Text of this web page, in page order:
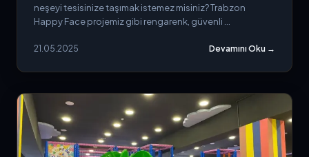
neşeyi tesisinize taşımak istemez misiniz? Trabzon
Happy Face projemiz gibi rengarenk, güvenli ...
21.05.2025 Devamını Oku →